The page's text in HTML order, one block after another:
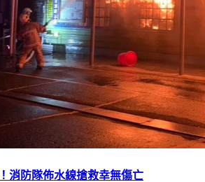
消防隊佈水線搶救幸無傷亡